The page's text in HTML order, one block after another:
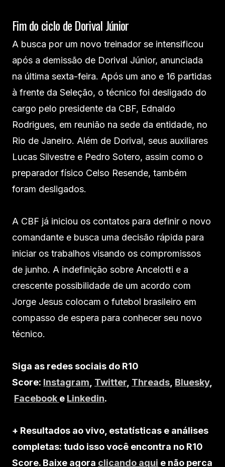
Fim do ciclo de Dorival Júnior
A busca por um novo treinador se intensificou
após a demissão de Dorival Júnior, anunciada
na última sexta-feira. Após um ano e 16 partidas
à frente da Seleção, o técnico foi desligado do
cargo pelo presidente da CBF, Ednaldo
Rodrigues, em reunião na sede da entidade, no
Rio de Janeiro. Além de Dorival, seus auxiliares
Lucas Silvestre e Pedro Sotero, assim como o
preparador físico Celso Resende, também
foram desligados.
A CBF já iniciou os contatos para definir o novo
comandante e busca uma decisão rápida para
iniciar os trabalhos visando os compromissos
de junho. A indefinição sobre Ancelotti e a
crescente possibilidade de um acordo com
Jorge Jesus colocam o futebol brasileiro em
compasso de espera para conhecer seu novo
técnico.
Siga as redes sociais do R10
Score: Instagram Twitter Threads Bluesky,
Facebook e Linkedin.
+ Resultados ao vivo, estatísticas e análises
completas: tudo isso você encontra no R10
Score. Baixe agora clicando aqui e não perca